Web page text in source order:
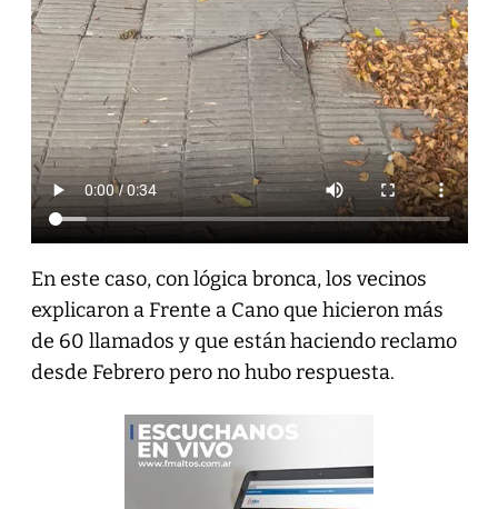
En este caso, con lógica bronca, los vecinos
explicaron a Frente a Cano que hicieron más
de 60 llamados y que están haciendo reclamo
desde Febrero pero no hubo respuesta.